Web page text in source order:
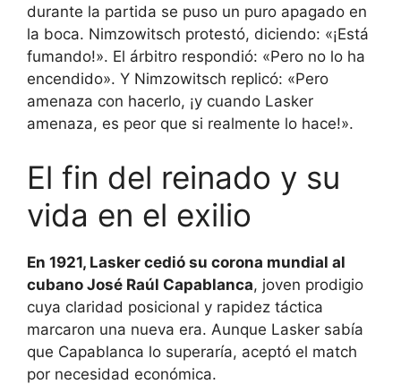
durante la partida se puso un puro apagado en
la boca. Nimzowitsch protestó, diciendo: «¡Está
fumando!». El árbitro respondió: «Pero no lo ha
encendido». Y Nimzowitsch replicó: «Pero
amenaza con hacerlo, ¡y cuando Lasker
amenaza, es peor que si realmente lo hace!».
El fin del reinado y su
vida en el exilio
En 1921, Lasker cedió su corona mundial al
cubano José Raúl Capablanca, joven prodigio
cuya claridad posicional y rapidez táctica
marcaron una nueva era. Aunque Lasker sabía
que Capablanca lo superaría, aceptó el match
por necesidad económica.